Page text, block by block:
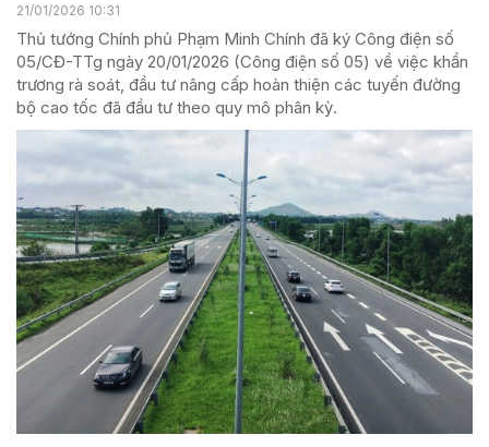
21/01/2026 10:31
Thủ tướng Chính phủ Phạm Minh Chính đã ký Công điện số
05/CĐ-TTg ngày 20/01/2026 (Công điện số 05) về việc khẩn
trương rà soát, đầu tư nâng cấp hoàn thiện các tuyến đường
bộ cao tốc đã đầu tư theo quy mô phân kỳ.